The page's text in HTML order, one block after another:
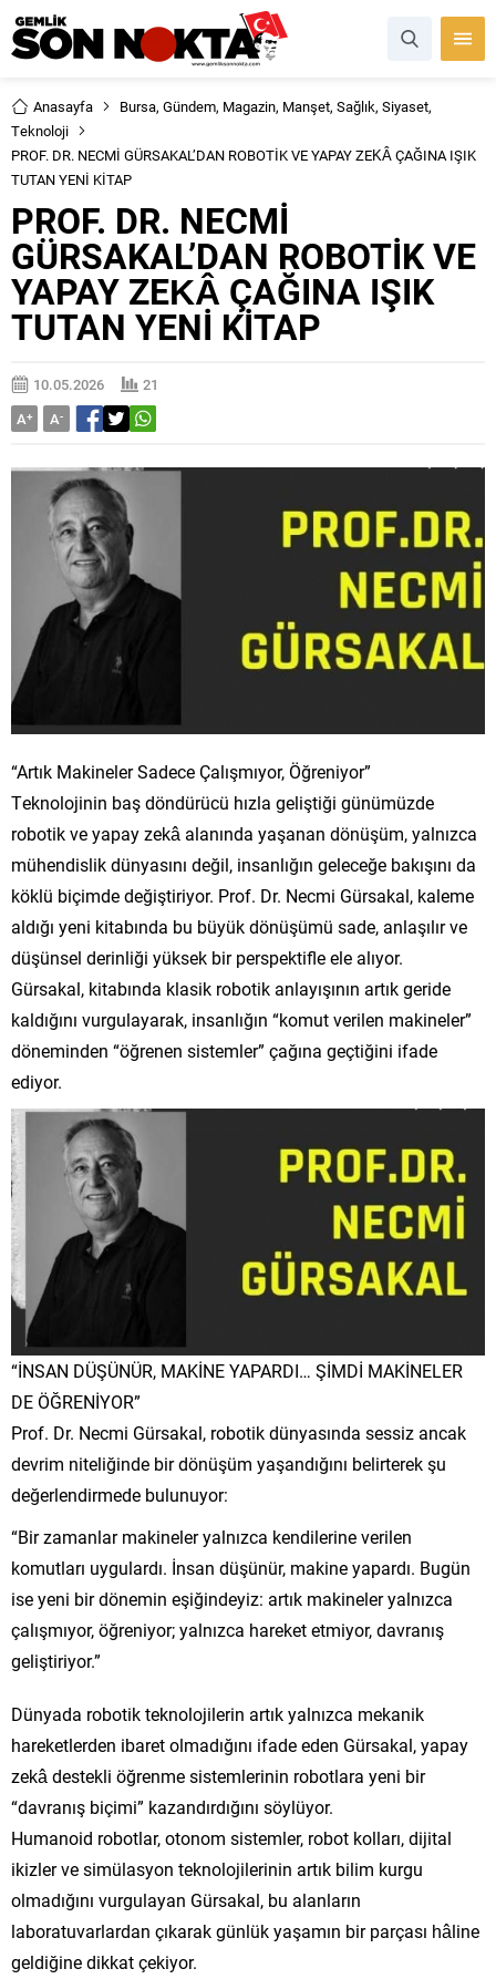
Anasayfa Bursa, Gündem, Magazin, Manşet, Sağlık, Siyaset,
Teknoloji
PROF. DR. NECMİ GÜRSAKAL’DAN ROBOTİK VE YAPAY ZEKÂ ÇAĞINA IŞIK
TUTAN YENİ KİTAP
PROF. DR. NECMİ
GÜRSAKAL’DAN ROBOTİK VE
YAPAY ZEKÂ ÇAĞINA IŞIK
TUTAN YENİ KİTAP
10.05.2026
21
A+ A-
“Artık Makineler Sadece Çalışmıyor, Öğreniyor”
Teknolojinin baş döndürücü hızla geliştiği günümüzde
robotik ve yapay zekâ alanında yaşanan dönüşüm, yalnızca
mühendislik dünyasını değil, insanlığın geleceğe bakışını da
köklü biçimde değiştiriyor. Prof. Dr. Necmi Gürsakal, kaleme
aldığı yeni kitabında bu büyük dönüşümü sade, anlaşılır ve
düşünsel derinliği yüksek bir perspektifle ele alıyor.
Gürsakal, kitabında klasik robotik anlayışının artık geride
kaldığını vurgulayarak, insanlığın “komut verilen makineler”
döneminden “öğrenen sistemler” çağına geçtiğini ifade
ediyor.
“İNSAN DÜŞÜNÜR, MAKİNE YAPARDI… ŞİMDİ MAKİNELER
DE ÖĞRENİYOR”
Prof. Dr. Necmi Gürsakal, robotik dünyasında sessiz ancak
devrim niteliğinde bir dönüşüm yaşandığını belirterek şu
değerlendirmede bulunuyor:
“Bir zamanlar makineler yalnızca kendilerine verilen
komutları uygulardı. İnsan düşünür, makine yapardı. Bugün
ise yeni bir dönemin eşiğindeyiz: artık makineler yalnızca
çalışmıyor, öğreniyor; yalnızca hareket etmiyor, davranış
geliştiriyor.”
Dünyada robotik teknolojilerin artık yalnızca mekanik
hareketlerden ibaret olmadığını ifade eden Gürsakal, yapay
zekâ destekli öğrenme sistemlerinin robotlara yeni bir
“davranış biçimi” kazandırdığını söylüyor.
Humanoid robotlar, otonom sistemler, robot kolları, dijital
ikizler ve simülasyon teknolojilerinin artık bilim kurgu
olmadığını vurgulayan Gürsakal, bu alanların
laboratuvarlardan çıkarak günlük yaşamın bir parçası hâline
geldiğine dikkat çekiyor.